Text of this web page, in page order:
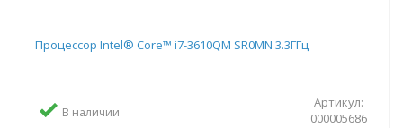
Процессор Intel® Core™ i7-3610QM SR0MN 3.3ГГц
В наличии
Артикул:
000005686